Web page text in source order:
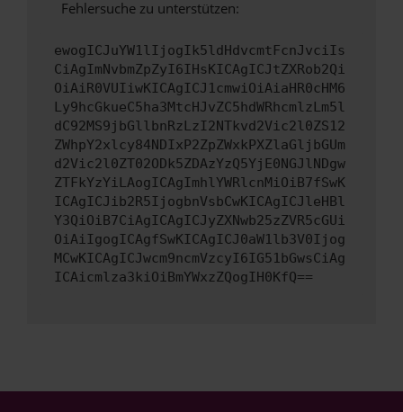
Fehlersuche zu unterstützen:
ewogICJuYW1lIjogIk5ldHdvcmtFcnJvciIs
CiAgImNvbmZpZyI6IHsKICAgICJtZXRob2Qi
OiAiR0VUIiwKICAgICJ1cmwiOiAiaHR0cHM6
Ly9hcGkueC5ha3MtcHJvZC5hdWRhcmlzLm5l
dC92MS9jbGllbnRzLzI2NTkvd2Vic2l0ZS12
ZWhpY2xlcy84NDIxP2ZpZWxkPXZlaGljbGUm
d2Vic2l0ZT02ODk5ZDAzYzQ5YjE0NGJlNDgw
ZTFkYzYiLAogICAgImhlYWRlcnMiOiB7fSwK
ICAgICJib2R5IjogbnVsbCwKICAgICJleHBl
Y3QiOiB7CiAgICAgICJyZXNwb25zZVR5cGUi
OiAiIgogICAgfSwKICAgICJ0aW1lb3V0Ijog
MCwKICAgICJwcm9ncmVzcyI6IG51bGwsCiAg
ICAicmlza3kiOiBmYWxzZQogIH0KfQ==